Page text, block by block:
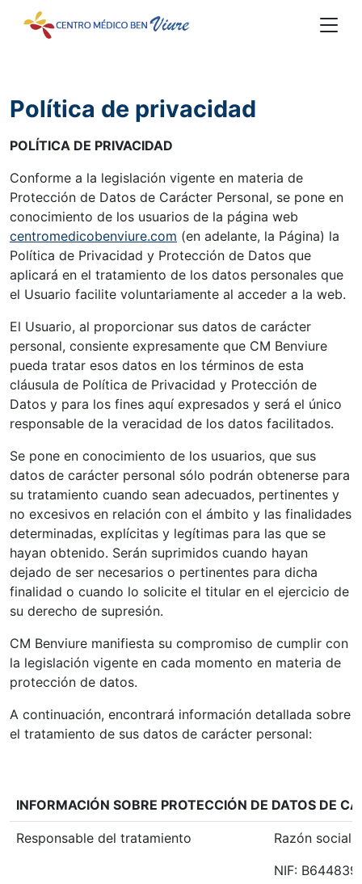
Política de privacidad
POLÍTICA DE PRIVACIDAD
Conforme a la legislación vigente en materia de
Protección de Datos de Carácter Personal, se pone en
conocimiento de los usuarios de la página web
centromedicobenviure.com (en adelante, la Página) la
Política de Privacidad y Protección de Datos que
aplicará en el tratamiento de los datos personales que
el Usuario facilite voluntariamente al acceder a la web.
El Usuario, al proporcionar sus datos de carácter
personal, consiente expresamente que CM Benviure
pueda tratar esos datos en los términos de esta
cláusula de Política de Privacidad y Protección de
Datos y para los fines aquí expresados y será el único
responsable de la veracidad de los datos facilitados.
Se pone en conocimiento de los usuarios, que sus
datos de carácter personal sólo podrán obtenerse para
su tratamiento cuando sean adecuados, pertinentes y
no excesivos en relación con el ámbito y las finalidades
determinadas, explícitas y legítimas para las que se
hayan obtenido. Serán suprimidos cuando hayan
dejado de ser necesarios o pertinentes para dicha
finalidad o cuando lo solicite el titular en el ejercicio de
su derecho de supresión.
CM Benviure manifiesta su compromiso de cumplir con
la legislación vigente en cada momento en materia de
protección de datos.
A continuación, encontrará información detallada sobre
el tratamiento de sus datos de carácter personal:
INFORMACIÓN SOBRE PROTECCIÓN DE DATOS DE
Responsable del tratamiento
Razón social:
NIF: